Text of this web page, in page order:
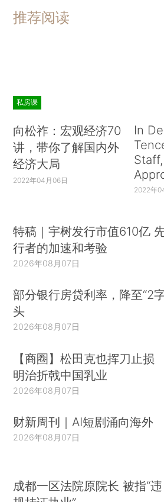
推荐阅读
私房课
向松祚：宏观经济70
讲，带你了解国内外
经济大局
2022年04月06日
In
Staff,
2022年
特稿｜宇树发行市值610亿
行者的加速和考验
2026年08月07日
部分银行房贷利率，降至“2
头
2026年08月07日
【商圈】松田克也挥刀止损
明治折戟中国乳业
2026年08月07日
财新周刊｜AI短剧涌向海外
2026年08月07日
成都一区法院原院长 被指“违